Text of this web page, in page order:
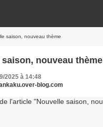
saison, nouveau thème
nouveau thème
2025 à 14:48
blog.com